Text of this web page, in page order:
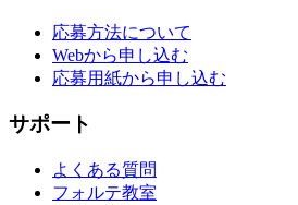
応募方法について
Webから申し込む
応募用紙から申し込む
サポート
よくある質問
フォルテ教室